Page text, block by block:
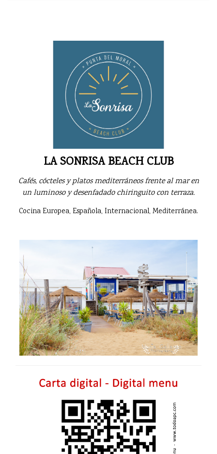
LA SONRISA BEACH CLUB
Cafés, cócteles y platos mediterráneos frente al mar en
un luminoso y desenfadado chiringuito con terraza.
Cocina Europea, Española, Internacional, Mediterránea.